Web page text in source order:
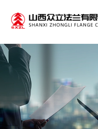
首页
走进众立
产品中心